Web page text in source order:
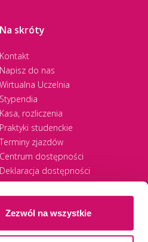
Zezwól na wszystkie
Na skróty
Kontakt
Napisz do nas
Wirtualna Uczelnia
Stypendia
Kasa, rozliczenia
Praktyki studenckie
Terminy zjazdów
Centrum dostępności
Deklaracja dostępności
RODO
WSBWSB University